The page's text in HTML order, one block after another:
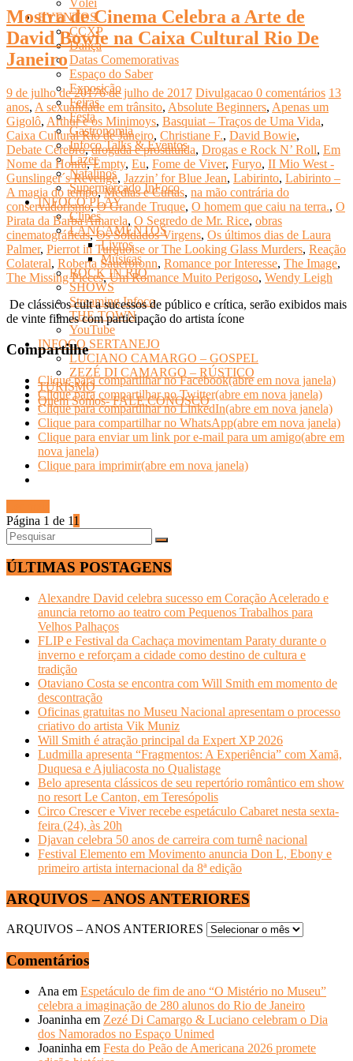
Vôlei
EVENTOS
CCXP
Dança
Datas Comemorativas
Espaço do Saber
Exposição
Feiras
Festa
Gastronomia
Infoco Talks & Eventos
Lazer
Natalinos
Supermercado InFoco
INFOCO PLAY
Clipes
LANÇAMENTOS
Livros
Músicas
ROCK IN RIO
SHOWS
Streaming Infoco
THE TOWN
YouTube
INFOCO SERTANEJO
LUCIANO CAMARGO – GOSPEL
ZEZÉ DI CAMARGO – RÚSTICO
TURISMO
Quem Somos- FALE CONOSCO
Mostra de Cinema Celebra a Arte de
David Bowie na Caixa Cultural Rio De
Janeiro
9 de julho de 20176 de julho de 2017 Divulgacao 0 comentários 13
anos, A sexualidade em trânsito, Absolute Beginners, Apenas um
Gigolô, Arthur e os Minimoys, Basquiat – Traços de Uma Vida,
Caixa Cultural Rio de Janeiro, Christiane F., David Bowie,
Debate Cérebro,drogada e prostituída, Drogas e Rock N’ Roll, Em
Nome da Honra,Empty, Eu, Fome de Viver, Furyo, II Mio West -
Gunslinger´s Revenge, Jazzin’ for Blue Jean, Labirinto, Labirinto –
A magia do tempo,Médias e Curtas, na mão contrária do
conservadorismo,O Grande Truque, O homem que caiu na terra., O
Pirata da Barba Amarela, O Segredo de Mr. Rice, obras
cinematográficas,Os Soldados Virgens, Os últimos dias de Laura
Palmer, Pierrot in Turquoise or The Looking Glass Murders, Reação
Colateral, Roberta Sauerbronn, Romance por Interesse, The Image,
The Missing Pieces,Um Romance Muito Perigoso, Wendy Leigh
De clássicos cult a sucessos de público e crítica, serão exibidos mais
de vinte filmes com participação do artista ícone
Compartilhe
Clique para compartilhar no Facebook(abre em nova janela)
Clique para compartilhar no Twitter(abre em nova janela)
Clique para compartilhar no LinkedIn(abre em nova janela)
Clique para compartilhar no WhatsApp(abre em nova janela)
Clique para enviar um link por e-mail para um amigo(abre em
nova janela)
Clique para imprimir(abre em nova janela)
Página 1 de 11
ÚLTIMAS POSTAGENS
Alexandre David celebra sucesso em Coração Acelerado e
anuncia retorno ao teatro com Pequenos Trabalhos para
Velhos Palhaços
FLIP e Festival da Cachaça movimentam Paraty durante o
inverno e reforçam a cidade como destino de cultura e
tradição
Otaviano Costa se encontra com Will Smith em momento de
descontração
Oficinas gratuitas no Museu Nacional apresentam o processo
criativo do artista Vik Muniz
Will Smith é atração principal da Expert XP 2026
Ludmilla apresenta “Fragmentos: A Experiência” com Xamã,
Duquesa e Ajuliacosta no Qualistage
Belo apresenta clássicos de seu repertório romântico em show
no resort Le Canton, em Teresópolis
Circo Crescer e Viver recebe espetáculo Cabaret nesta sexta-
feira (24), às 20h
Djavan celebra 50 anos de carreira com turnê nacional
Festival Elemento em Movimento anuncia Don L, Ebony e
primeiro artista internacional da 8ª edição
ARQUIVOS – ANOS ANTERIORES
ARQUIVOS – ANOS ANTERIORES
Comentários
Ana em Espetáculo de fim de ano “O Mistério no Museu”
celebra a imaginação de 280 alunos do Rio de Janeiro
Joaninha em Zezé Di Camargo & Luciano celebram o Dia
dos Namorados no Espaço Unimed
Joaninha em Festa do Peão de Americana 2026 promete